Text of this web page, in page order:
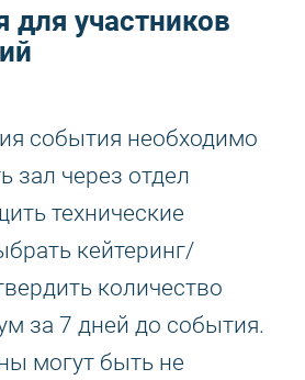
для участников
события необходимо
зал через отдел
технические
кейтеринг/
количество
за 7 дней до события.
могут быть не